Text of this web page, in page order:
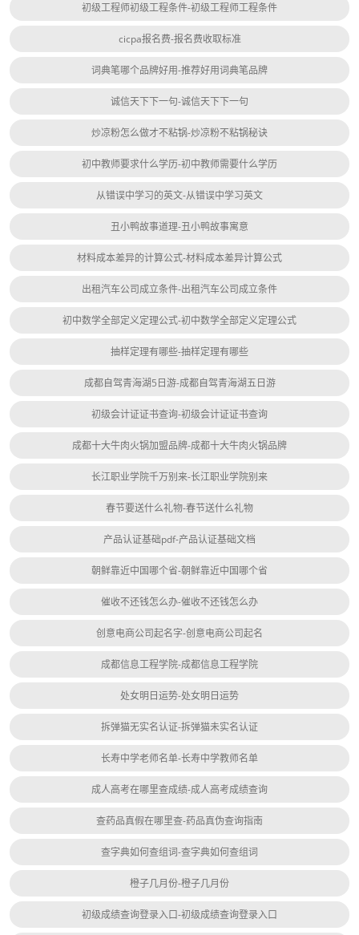
初级工程师初级工程条件-初级工程师工程条件
cicpa报名费-报名费收取标准
词典笔哪个品牌好用-推荐好用词典笔品牌
诚信天下下一句-诚信天下下一句
炒凉粉怎么做才不粘锅-炒凉粉不粘锅秘诀
初中教师要求什么学历-初中教师需要什么学历
从错误中学习的英文-从错误中学习英文
丑小鸭故事道理-丑小鸭故事寓意
材料成本差异的计算公式-材料成本差异计算公式
出租汽车公司成立条件-出租汽车公司成立条件
初中数学全部定义定理公式-初中数学全部定义定理公式
抽样定理有哪些-抽样定理有哪些
成都自驾青海湖5日游-成都自驾青海湖五日游
初级会计证证书查询-初级会计证证书查询
成都十大牛肉火锅加盟品牌-成都十大牛肉火锅品牌
长江职业学院千万别来-长江职业学院别来
春节要送什么礼物-春节送什么礼物
产品认证基础pdf-产品认证基础文档
朝鲜靠近中国哪个省-朝鲜靠近中国哪个省
催收不还钱怎么办-催收不还钱怎么办
创意电商公司起名字-创意电商公司起名
成都信息工程学院-成都信息工程学院
处女明日运势-处女明日运势
拆弹猫无实名认证-拆弹猫未实名认证
长寿中学老师名单-长寿中学教师名单
成人高考在哪里查成绩-成人高考成绩查询
查药品真假在哪里查-药品真伪查询指南
查字典如何查组词-查字典如何查组词
橙子几月份-橙子几月份
初级成绩查询登录入口-初级成绩查询登录入口